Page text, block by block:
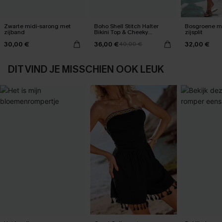
Zwarte midi-sarong met
zijband
30,00 €
Boho Shell Stitch Halter
Bikini Top & Cheeky
36,00 €40,00 €
Bosgroene
zijsplit
32,00 €
DIT VIND JE MISSCHIEN OOK LEUK